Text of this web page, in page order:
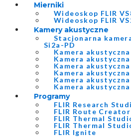
Mierniki
Wideoskop FLIR
Wideoskop FLIR
Kamery akustyczne
Stacjonarna
Si2a-PD
Kamera akustyczna
Kamera
Kamera akustyczna
Kamera akustyczna
Kamera akustyczna
Kamera akustyczna
Programy
FLIR Research
FLIR Route Creator
FLIR Thermal
FLIR Thermal
FLIR Ignite